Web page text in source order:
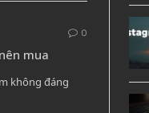
0
mua
không đáng